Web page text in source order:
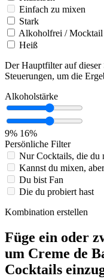
Einfach zu mixen
Stark
Alkoholfrei / Mocktail
Heiß
Der Hauptfilter auf dieser
Steuerungen, um die
Alkoholstärke
9% 16%
Persönliche Filter
Nur Cocktails, die du
Kannst du mixen,
Du bist Fan
Die du probiert hast
Kombination erstellen
Füge ein oder
um Creme de
Cocktails